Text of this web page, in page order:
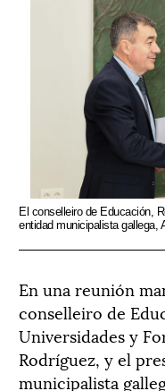
El conselleiro de Educación,
entidad municipalista gallega,
En una reunión
conselleiro de
Universidades y
Rodríguez, y el
municipalista